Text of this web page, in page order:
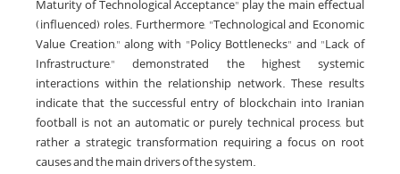
Maturity of Technological Acceptance" play the main effectual
(influenced) roles. Furthermore, "Technological and Economic
Value Creation," along with "Policy Bottlenecks" and "Lack of
Infrastructure," demonstrated the highest systemic
interactions within the relationship network. These results
indicate that the successful entry of blockchain into Iranian
football is not an automatic or purely technical process, but
rather a strategic transformation requiring a focus on root
causes and the main drivers of the system.